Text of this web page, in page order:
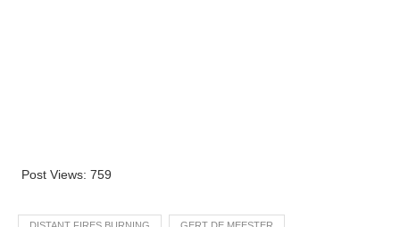
Post Views: 759